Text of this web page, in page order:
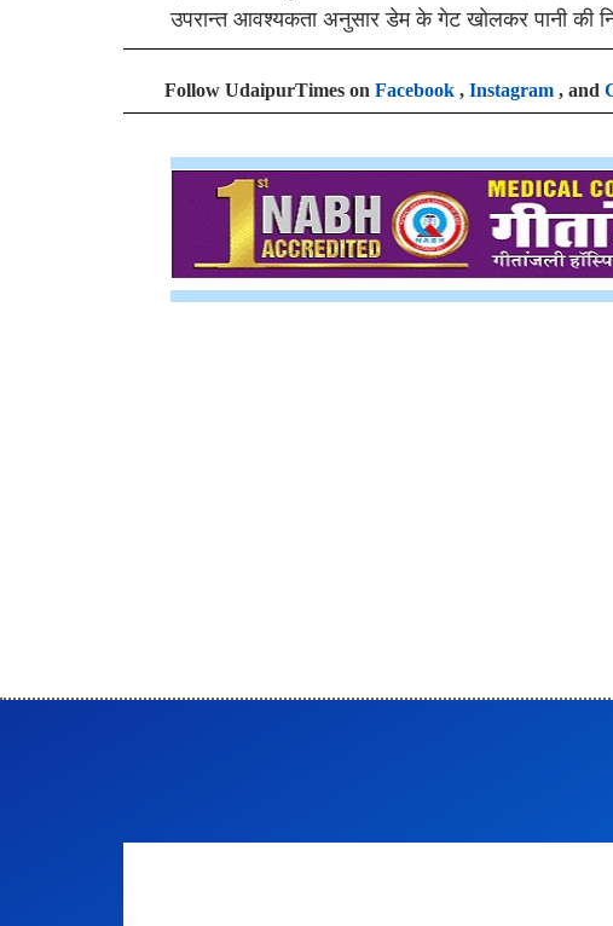
उपरान्त आवश्यकता अनुसार डेम के गेट खोलकर पानी की
Follow UdaipurTimes on Facebook , Instagram , and